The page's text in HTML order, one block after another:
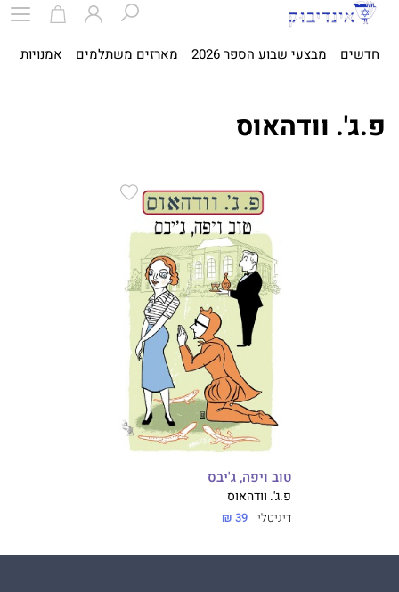
חדשים מבצעי שבוע הספר 2026 מארזים משתלמים אמנויות
פ.ג'. וודהאוס
טוב ויפה, ג'יבס
פ.ג'. וודהאוס
דיגיטלי 39 ₪